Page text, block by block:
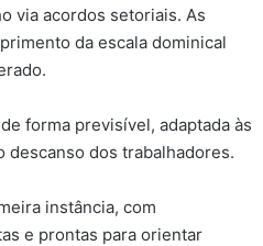
via acordos setoriais. As
da escala dominical
forma previsível, adaptada às
dos trabalhadores.
instância, com
e prontas para orientar